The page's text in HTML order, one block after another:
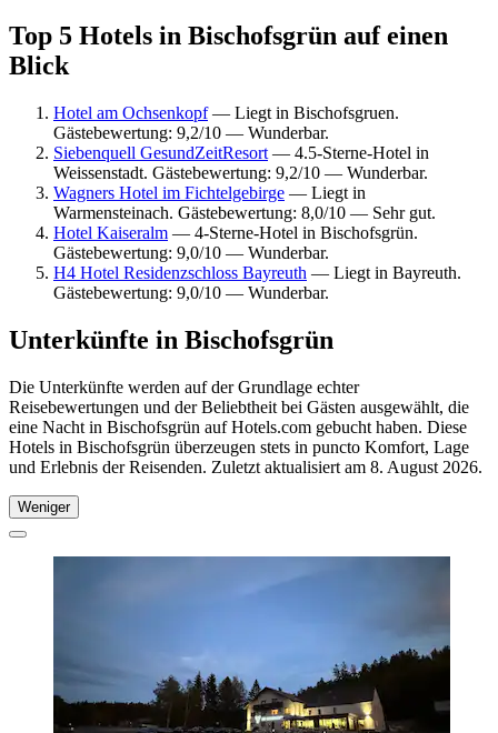
Top 5 Hotels in Bischofsgrün auf einen
Blick
Hotel am Ochsenkopf— Liegt in Bischofsgruen.
Gästebewertung: 9,2/10 — Wunderbar.
Siebenquell GesundZeitResort — 4.5-Sterne-Hotel in
Weissenstadt. Gästebewertung: 9,2/10 — Wunderbar.
Wagners Hotel im Fichtelgebirge — Liegt in
Warmensteinach. Gästebewertung: 8,0/10 — Sehr gut.
Hotel Kaiseralm — 4-Sterne-Hotel in Bischofsgrün.
Gästebewertung: 9,0/10 — Wunderbar.
H4 Hotel Residenzschloss Bayreuth — Liegt in Bayreuth.
Gästebewertung: 9,0/10 — Wunderbar.
Unterkünfte in Bischofsgrün
Die Unterkünfte werden auf der Grundlage echter
Reisebewertungen und der Beliebtheit bei Gästen ausgewählt, die
eine Nacht in Bischofsgrün auf Hotels.com gebucht haben. Diese
Hotels in Bischofsgrün überzeugen stets in puncto Komfort, Lage
und Erlebnis der Reisenden. Zuletzt aktualisiert am 8. August 2026.
Weniger